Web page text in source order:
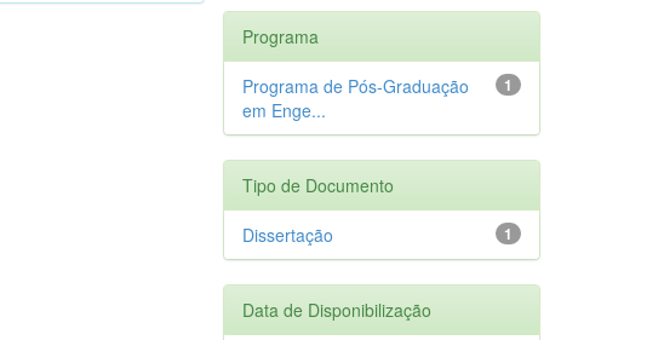
Programa
1
Programa de Pós-Graduação
em Enge...
Tipo de Documento
1
Dissertação
Data de Disponibilização